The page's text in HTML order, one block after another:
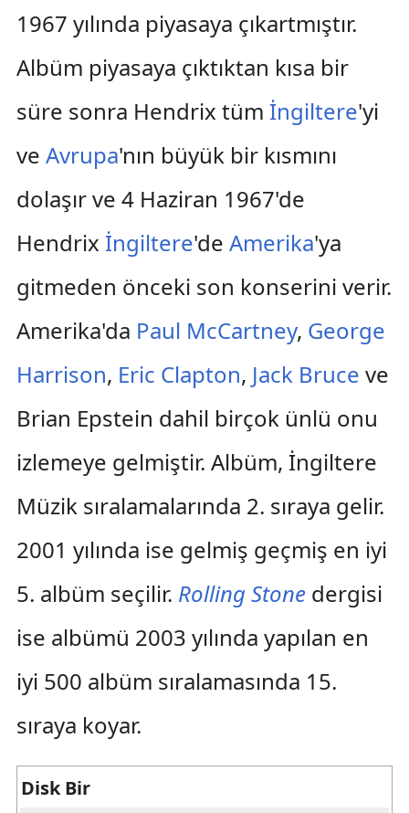
1967 yılında piyasaya çıkartmıştır.
Albüm piyasaya çıktıktan kısa bir
süre sonra Hendrix tüm İngiltere'yi
ve Avrupa'nın büyük bir kısmını
dolaşır ve 4 Haziran 1967'de
Hendrix İngiltere'de Amerika'ya
gitmeden önceki son konserini verir.
Amerika'da Paul McCartney, George
Harrison, Eric Clapton, Jack Bruce ve
Brian Epstein dahil birçok ünlü onu
izlemeye gelmiştir. Albüm, İngiltere
Müzik sıralamalarında 2. sıraya gelir.
2001 yılında ise gelmiş geçmiş en iyi
5. albüm seçilir. Rolling Stonedergisi
ise albümü 2003 yılında yapılan en
iyi 500 albüm sıralamasında 15.
sıraya koyar.
Disk Bir